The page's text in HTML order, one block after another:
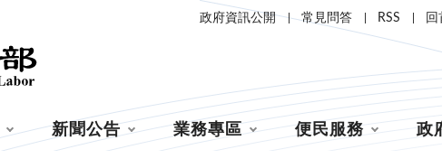
政府資訊公開 常見問答 RSS
新聞公告 業務專區 便民服務 政